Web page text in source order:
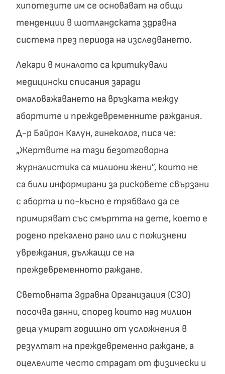
хипотезите им се основават на общи
тенденции в шотландската здравна
система през периода на изследването.
Лекари в миналото са критикували
медицински списания заради
омаловажаването на връзката между
абортите и преждевременните раждания.
Д-р Байрон Калун, гинеколог, писа че:
„Жертвите на тази безотговорна
журналистика са милиони жени”, които не
са били информирани за рисковете свързани
с аборта и по-късно е трябвало да се
примиряват със смъртта на дете, което е
родено прекалено рано или с пожизнени
увреждания, дължащи се на
преждевременното раждане.
Световната Здравна Организация (СЗО)
посочва данни, според които над милион
деца умират годишно от усложнения в
резултат на преждевременно раждане, а
оцелелите често страдат от физически и